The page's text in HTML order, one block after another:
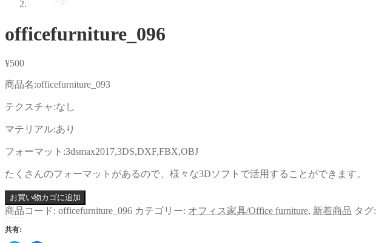
officefurniture_096
¥500
商品名:officefurniture_093
テクスチャ:なし
マテリアル:あり
フォーマット:3dsmax2017,3DS,DXF,FBX,OBJ
たくさんのフォーマットがあるので、様々な3Dソフトで活用することができます。
お買い物カゴに追加
商品コード: officefurniture_096 カテゴリー: オフィス家具/Office furniture, 新着商品 タグ:
共有: